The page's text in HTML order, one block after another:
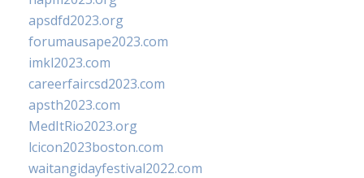
apsdfd2023.org
forumausape2023.com
imkl2023.com
careerfaircsd2023.com
apsth2023.com
MedItRio2023.org
lcicon2023boston.com
waitangidayfestival2022.com